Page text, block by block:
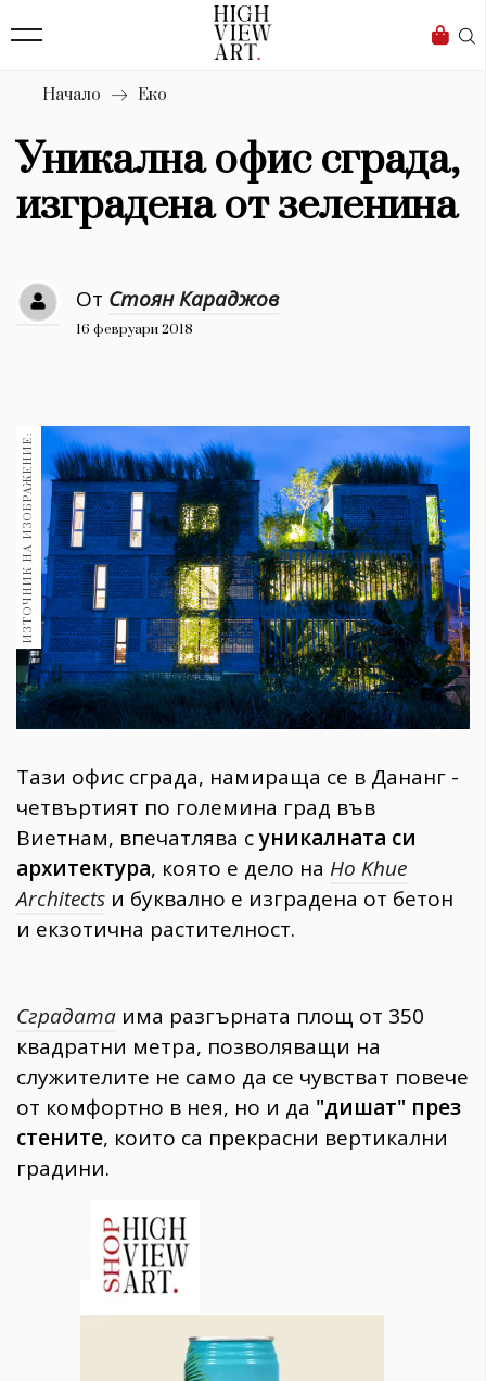
Бизнес
Мода
Dialogue
Изкуство
4340
Красота
777
Книги 1188
30+ 1970
Гурме 1710
Пътувай
237
Здраве 389
Gentlemen
382
Wellness
1817
ПОСЛЕДВАЙТЕ
Начало Еко
Уникална офис сграда,
изградена от зеленина
От Стоян Караджов
16 февруари 2018
ИЗТОЧНИК НА ИЗОБРАЖЕНИЕ:
Тази офис сграда, намираща се в Дананг -
четвъртият по големина град във
Виетнам, впечатлява суникалната си
архитектура, която е дело на Ho Khue
Architects и буквално е изградена от бетон
и екзотична растителност.
Сградата има разгърната площ от 350
квадратни метра, позволяващи на
служителите не само да се чувстват повече
от комфортно в нея, но и да "дишат" през
стените, които са прекрасни вертикални
градини.